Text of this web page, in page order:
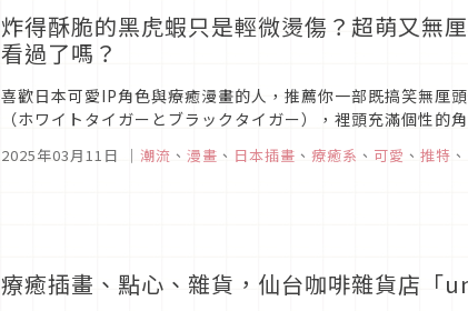
炸得酥脆的黑虎蝦只是輕微燙傷？超萌又無
看過了嗎？
喜歡日本可愛IP角色與療癒漫畫的人，推薦你一部既搞笑無厘
（ホワイトタイガーとブラックタイガー），裡頭充滿個性的
2025年03月11日 ｜ 潮流 、 漫畫 、 日本插畫 、 療癒系 、 可愛 、 推特 、
療癒插畫、點心、雜貨，仙台咖啡雜貨店